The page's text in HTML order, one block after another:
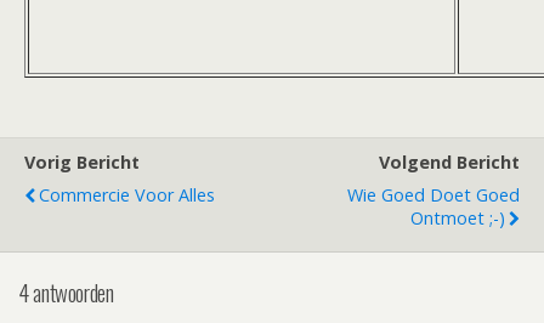
Vorig Bericht
Commercie Voor Alles
Volgend Bericht
Wie Goed Doet Goed
Ontmoet ;-)
4 antwoorden